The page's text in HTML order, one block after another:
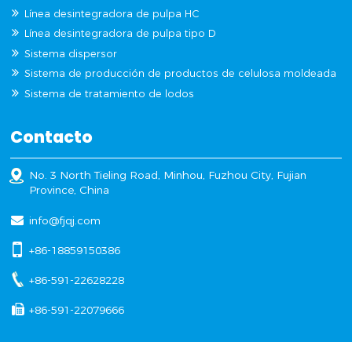
Línea desintegradora de pulpa HC
Línea desintegradora de pulpa tipo D
Sistema dispersor
Sistema de producción de productos de celulosa moldeada
Sistema de tratamiento de lodos
Contacto
No. 3 North Tieling Road, Minhou, Fuzhou City, Fujian
Province, China
info@fjqj.com
+86-18859150386
+86-591-22628228
+86-591-22079666